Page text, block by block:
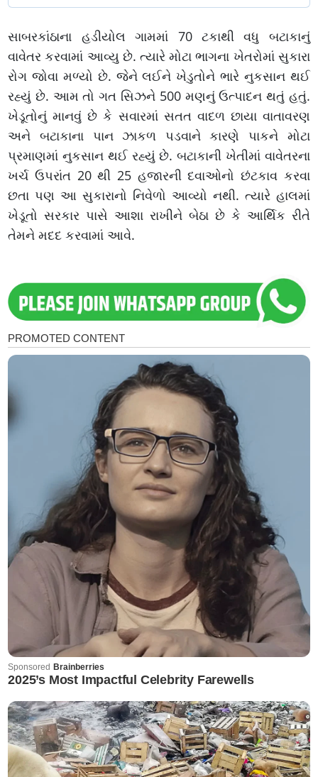
સાબરકાંઠાના હડીયોલ ગામમાં 70 ટકાથી વધુ બટાકાનું
વાવેતર કરવામાં આવ્યુ છે. ત્યારે મોટા ભાગના ખેતરોમાં સુકારા
રોગ જોવા મળ્યો છે. જેને લઈને ખેડુતોને ભારે નુકસાન થઈ
રહ્યું છે. આમ તો ગત સિઝને 500 મણનું ઉત્પાદન થતું હતું.
ખેડૂતોનું માનવું છે કે સવારમાં સતત વાદળ છાયા વાતાવરણ
અને બટાકાના પાન ઝાકળ પડવાને કારણે પાકને મોટા
પ્રમાણમાં નુકસાન થઈ રહ્યું છે. બટાકાની ખેતીમાં વાવેતરના
ખર્ચ ઉપરાંત 20 થી 25 હજારની દવાઓનો છંટકાવ કરવા
છતા પણ આ સુકારાનો નિવેળો આવ્યો નથી. ત્યારે હાલમાં
ખેડૂતો સરકાર પાસે આશા રાખીને બેઠા છે કે આર્થિક રીતે
તેમને મદદ કરવામાં આવે.